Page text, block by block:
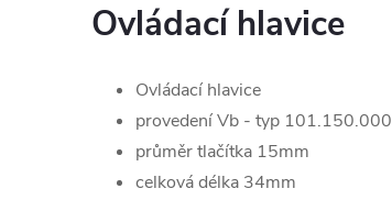
Ovládací hlavice
Ovládací hlavice
provedení Vb - typ 101.150.000
průměr tlačítka 15mm
celková délka 34mm